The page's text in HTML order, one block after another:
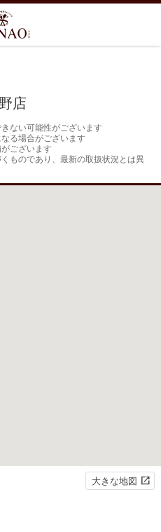
店
ない可能性がございます
る場合がございます
ございます
ものであり、最新の取扱状況とは異
大きな地図